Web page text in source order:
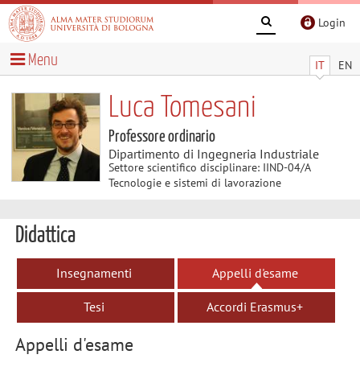
Login
IT EN
Menu
Luca Tomesani
Professore ordinario
Dipartimento di Ingegneria Industriale
Settore scientifico disciplinare: IIND-04/A
Tecnologie e sistemi di lavorazione
Didattica
Insegnamenti Appelli d'esame
Tesi Accordi Erasmus+
Appelli d'esame